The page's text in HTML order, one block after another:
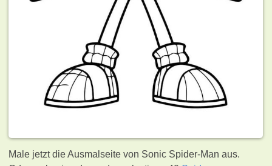
Male jetzt die Ausmalseite von Sonic Spider-Man aus.